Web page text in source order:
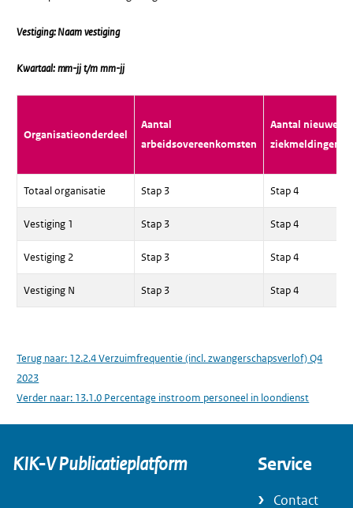
Vestiging: Naam vestiging
Kwartaal: mm-jj t/m mm-jj
Organisatieonderdeel
Aantal
arbeidsovereenkomsten
Aantal nieuwe
ziekmeldingen
Totaal organisatie Stap 3 Stap 4
Vestiging 1 Stap 3 Stap 4
Vestiging 2 Stap 3 Stap 4
Vestiging N Stap 3 Stap 4
Terug naar: 12.2.4 Verzuimfrequentie (incl. zwangerschapsverlof) Q4
2023
Verder naar: 13.1.0 Percentage instroom personeel in loondienst
KIK-V Publicatieplatform Service
Contact